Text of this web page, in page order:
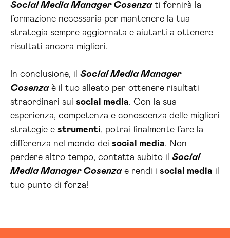
Social Media Manager Cosenzati fornirà la
formazione necessaria per mantenere la tua
strategia sempre aggiornata e aiutarti a ottenere
risultati ancora migliori.
In conclusione, il Social Media Manager
Cosenzaè il tuo alleato per ottenere risultati
straordinari sui social media. Con la sua
esperienza, competenza e conoscenza delle migliori
strategie e strumenti, potrai finalmente fare la
differenza nel mondo dei social media. Non
perdere altro tempo, contatta subito il Social
Media Manager Cosenzae rendi i social media il
tuo punto di forza!